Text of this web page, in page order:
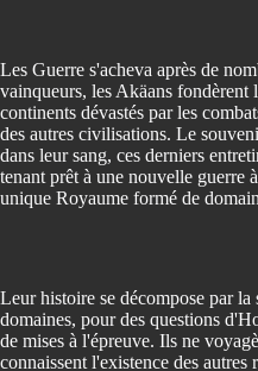
Les Guerre s'acheva après de
vainqueurs, les Akäans
continents dévastés par les
des autres civilisations. Le
dans leur sang, ces derniers
tenant prêt à une nouvelle guerre
unique Royaume formé de
Leur histoire se décompose par
domaines, pour des questions
de mises à l'épreuve. Ils ne
connaissent l'existence des